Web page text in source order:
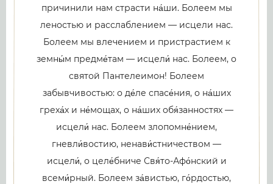
причинили нам страсти на́ши. Болеем мы
леностью и расслаблением — исцели нас.
Болеем мы влечением и пристрастием к
земны́м предме́там — исцели́ нас. Болеем, о
святой Пантелеимон! Болеем
забывчивостью: о де́ле спасе́ния, о на́ших
греха́х и не́мощах, о на́ших обя́занностях —
исцели́ нас. Болеем злопомне́нием,
гневли́востию, ненави́стничеством —
исцели́, о целе́бниче Свя́то-Афо́нский и
всеми́рный. Болеем за́вистью, го́рдостью,